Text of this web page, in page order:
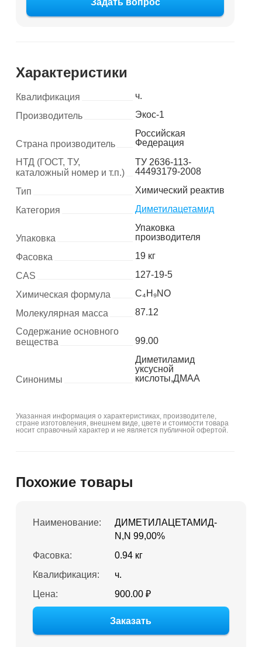
Задать вопрос
Характеристики
Квалификация
ч.
Производитель
Экос-1
Страна производитель
Российская
Федерация
НТД (ГОСТ, ТУ,
каталожный номер и т.п.)
ТУ 2636-113-
44493179-2008
Тип
Химический реактив
Категория
Диметилацетамид
Упаковка
Упаковка
производителя
Фасовка
19 кг
CAS
127-19-5
Химическая формула
C₄H₉NO
Молекулярная масса
87.12
Содержание основного
вещества
99.00
Синонимы
Диметиламид
уксусной
кислоты,ДМАА
Указанная информация о характеристиках, производителе,
стране изготовления, внешнем виде, цвете и стоимости товара
носит справочный характер и не является публичной офертой.
Похожие товары
Наименование:
ДИМЕТИЛАЦЕТАМИД-
N,N 99,00%
Фасовка:
0.94 кг
Квалификация:
ч.
Цена:
900.00 ₽
Заказать